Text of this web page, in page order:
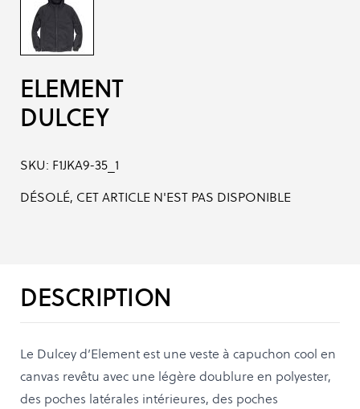
ELEMENT
DULCEY
SKU: F1JKA9-35_1
DÉSOLÉ, CET ARTICLE N'EST PAS DISPONIBLE
DESCRIPTION
Le Dulcey d’Element est une veste à capuchon cool en
canvas revêtu avec une légère doublure en polyester,
des poches latérales intérieures, des poches